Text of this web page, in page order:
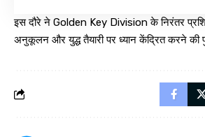
इस दौरे ने Golden Key Division के निरंतर
अनुकूलन और युद्ध तैयारी पर ध्यान केंद्रित करने की